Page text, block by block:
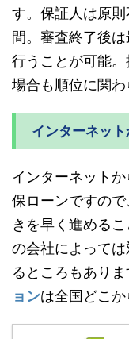
す。保証人は原
間。審査終了後
行うことが可能
場合も順位に関わ
インターネッ
インターネット
保ローンですの
きを早く進める
の会社によって
るところもありま
ョンは全国どこか